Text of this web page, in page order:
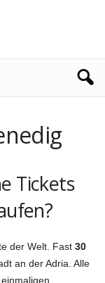
Tickets
der Welt. Fast 30
an der Adria. Alle